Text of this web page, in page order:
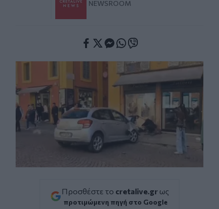
NEWSROOM
Προσθέστε το cretalive.gr ως
προτιμώμενη πηγή στο Google